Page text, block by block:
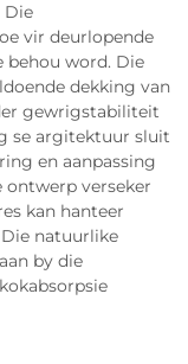
Die
vir deurlopende
word. Die
dekking van
gewrigstabiliteit
se argitektuur sluit
en aanpassing
ontwerp verseker
kan hanteer
natuurlike
by die